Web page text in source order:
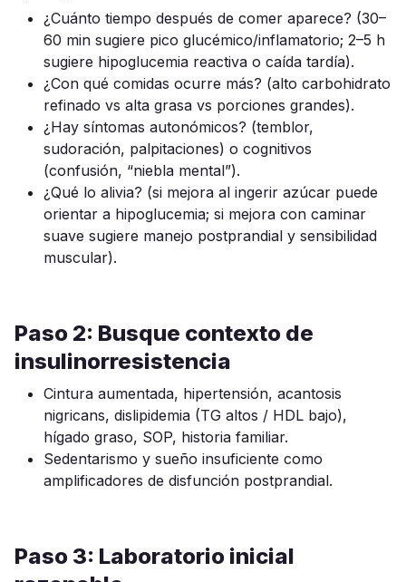
¿Cuánto tiempo después de comer aparece? (30–
60 min sugiere pico glucémico/inflamatorio; 2–5 h
sugiere hipoglucemia reactiva o caída tardía).
¿Con qué comidas ocurre más? (alto carbohidrato
refinado vs alta grasa vs porciones grandes).
¿Hay síntomas autonómicos? (temblor,
sudoración, palpitaciones) o cognitivos
(confusión, “niebla mental”).
¿Qué lo alivia? (si mejora al ingerir azúcar puede
orientar a hipoglucemia; si mejora con caminar
suave sugiere manejo postprandial y sensibilidad
muscular).
Paso 2: Busque contexto de
insulinorresistencia
Cintura aumentada, hipertensión, acantosis
nigricans, dislipidemia (TG altos / HDL bajo),
hígado graso, SOP, historia familiar.
Sedentarismo y sueño insuficiente como
amplificadores de disfunción postprandial.
Paso 3: Laboratorio inicial